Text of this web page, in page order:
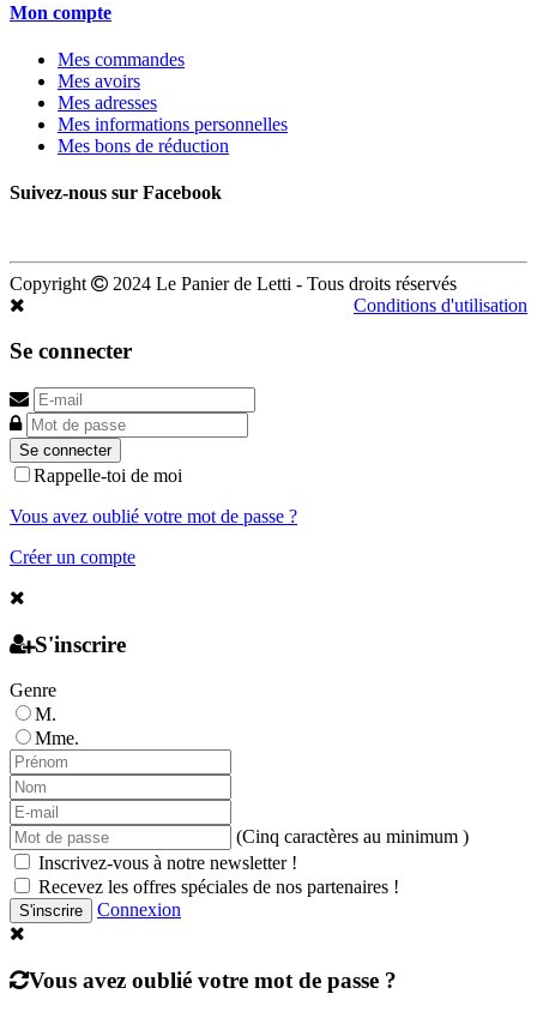
Mon compte
Mes commandes
Mes avoirs
Mes adresses
Mes informations personnelles
Mes bons de réduction
Suivez-nous sur Facebook
Copyright
2024 Le Panier de Letti - Tous droits réservés
Conditions d'utilisation
Se connecter
Se connecter
Rappelle-toi de moi
Vous avez oublié votre mot de passe ?
Créer un compte
S'inscrire
Genre
M.
Mme.
(Cinq caractères au minimum )
Inscrivez-vous à notre newsletter !
Recevez les offres spéciales de nos partenaires !
S'inscrire Connexion
Vous avez oublié votre mot de passe ?